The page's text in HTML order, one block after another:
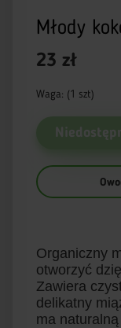
Młody
23 zł
Waga: (1 szt)
Organiczny
otworzyć
Zawiera
delikatny
ma